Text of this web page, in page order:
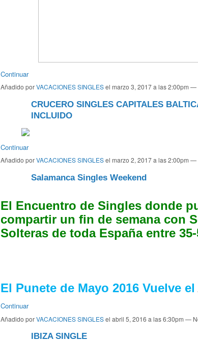
Continuar
Añadido porVACACIONES SINGLESel marzo 3, 2017 a las 2:00pm —
CRUCERO SINGLES CAPITALES
INCLUIDO
Continuar
Añadido porVACACIONES SINGLESel marzo 2, 2017 a las 2:00pm —
Salamanca Singles Weekend
El Encuentro de Singles donde
compartir un fin de semana con
Solteras de toda España entre
El Punete de Mayo 2016 Vuelve el
Continuar
Añadido porVACACIONES SINGLESel abril 5, 2016 a las 6:30pm —
IBIZA SINGLE